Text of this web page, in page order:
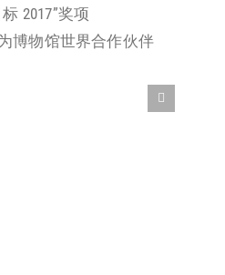
2017”奖项
博物馆世界合作伙伴